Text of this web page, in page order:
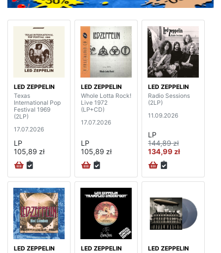
LED ZEPPELIN
Texas
International Pop
Festival 1969
(2LP)
17.07.2026
LP
105,89 zł
LED ZEPPELIN
Whole Lotta Rock!
Live 1972
(LP+CD)
17.07.2026
LP
105,89 zł
LED ZEPPELIN
Radio Sessions
(2LP)
11.09.2026
LP
144,89 zł
134,99 zł
LED ZEPPELIN
LED ZEPPELIN
LED ZEPPELIN